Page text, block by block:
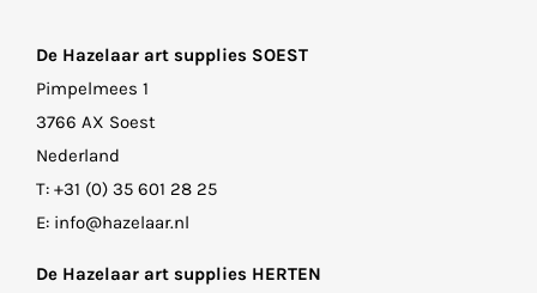
De Hazelaar art supplies SOEST
Pimpelmees 1
3766 AX Soest
Nederland
T: +31 (0) 35 601 28 25
E: info@hazelaar.nl
De Hazelaar art supplies HERTEN